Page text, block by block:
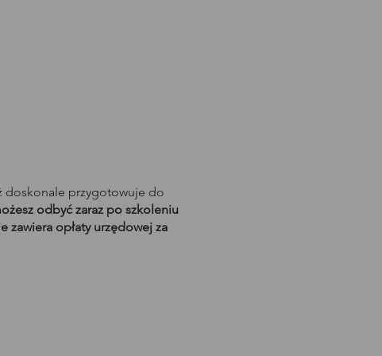
doskonale przygotowuje do
odbyć zaraz po szkoleniu
zawiera opłaty urzędowej za